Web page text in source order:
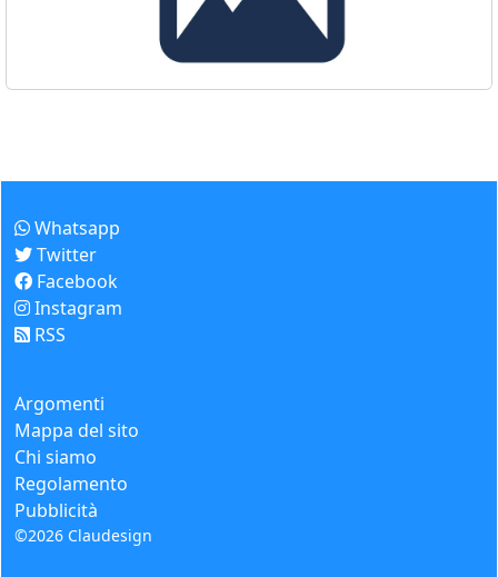
Whatsapp
Twitter
Facebook
Instagram
RSS
Argomenti
Mappa del sito
Chi siamo
Regolamento
Pubblicità
©2026 Claudesign